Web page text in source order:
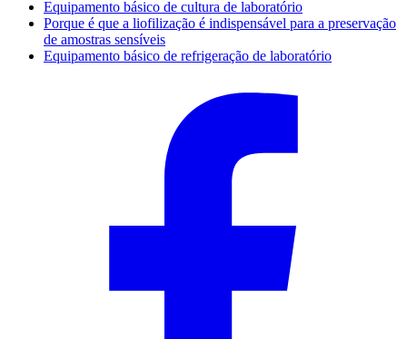
Equipamento básico de cultura de laboratório
Porque é que a liofilização é indispensável para a preservação
de amostras sensíveis
Equipamento básico de refrigeração de laboratório